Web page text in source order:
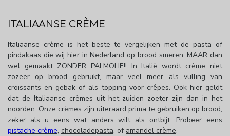
ITALIAANSE CRÈME
Italiaanse crème is het beste te vergelijken met de pasta of
pindakaas die wij hier in Nederland op brood smeren. MAAR dan
wel gemaakt ZONDER PALMOLIE!! In Italië wordt crème niet
zozeer op brood gebruikt, maar veel meer als vulling van
croissants en gebak of als topping voor crêpes. Ook hier geldt
dat de Italiaanse crèmes uit het zuiden zoeter zijn dan in het
noorden. Onze crèmes zijn uiteraard prima te gebruiken op brood,
zeker als u eens wat anders wilt als ontbijt. Probeer eens
pistache crème, chocoladepasta, of amandel crème.